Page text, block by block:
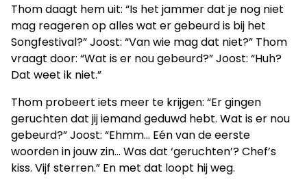
Thom daagt hem uit: “Is het jammer dat je nog niet
mag reageren op alles wat er gebeurd is bij het
Songfestival?” Joost: “Van wie mag dat niet?” Thom
vraagt door: “Wat is er nou gebeurd?” Joost: “Huh?
Dat weet ik niet.”
Thom probeert iets meer te krijgen: “Er gingen
geruchten dat jij iemand geduwd hebt. Wat is er nou
gebeurd?” Joost: “Ehmm… Eén van de eerste
woorden in jouw zin… Was dat ‘geruchten’? Chef’s
kiss. Vijf sterren.” En met dat loopt hij weg.